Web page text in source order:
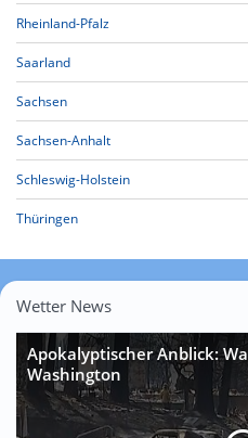
Rheinland-Pfalz
Saarland
Sachsen
Sachsen-Anhalt
Schleswig-Holstein
Thüringen
Wetter News
Apokalyptischer Anblick:
Washington